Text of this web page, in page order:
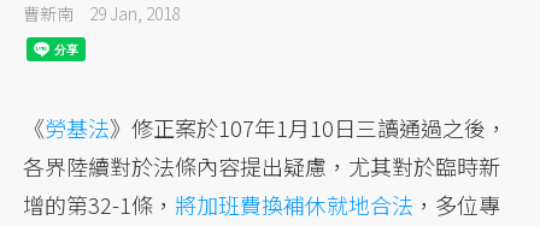
曹新南 29 Jan, 2018
《勞基法》修正案於107年1月10日三讀通過之後，
各界陸續對於法條內容提出疑慮，尤其對於臨時新
增的第32-1條， 將加班費換補休就地合法 ，多位專